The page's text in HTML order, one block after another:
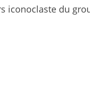
iconoclaste du